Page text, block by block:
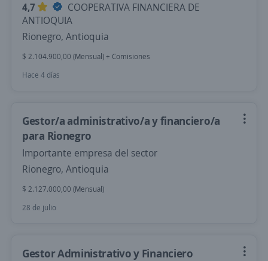
4,7
COOPERATIVA FINANCIERA DE
ANTIOQUIA
Rionegro, Antioquia
$ 2.104.900,00 (Mensual) + Comisiones
Hace 4 días
Gestor/a administrativo/a y financiero/a
para Rionegro
Importante empresa del sector
Rionegro, Antioquia
$ 2.127.000,00 (Mensual)
28 de julio
Gestor Administrativo y Financiero